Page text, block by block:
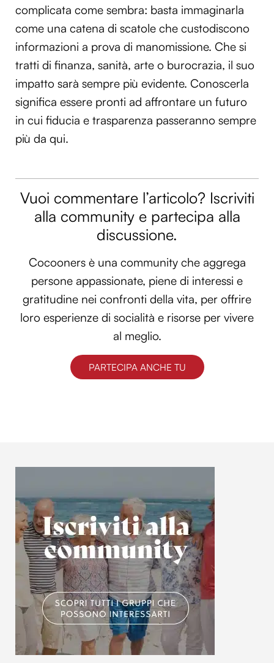
complicata come sembra: basta immaginarla
come una catena di scatole che custodiscono
informazioni a prova di manomissione. Che si
tratti di finanza, sanità, arte o burocrazia, il suo
impatto sarà sempre più evidente. Conoscerla
significa essere pronti ad affrontare un futuro
in cui fiducia e trasparenza passeranno sempre
più da qui.
Vuoi commentare l’articolo? Iscriviti
alla community e partecipa alla
discussione.
Cocooners è una community che aggrega
persone appassionate, piene di interessi e
gratitudine nei confronti della vita, per offrire
loro esperienze di socialità e risorse per vivere
al meglio.
PARTECIPA ANCHE TU